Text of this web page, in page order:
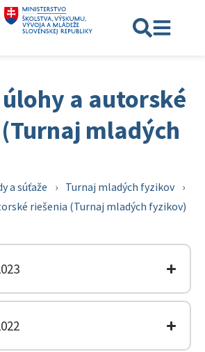
a autorské
mladých
a súťaže › Turnaj mladých fyzikov ›
riešenia (Turnaj mladých fyzikov)